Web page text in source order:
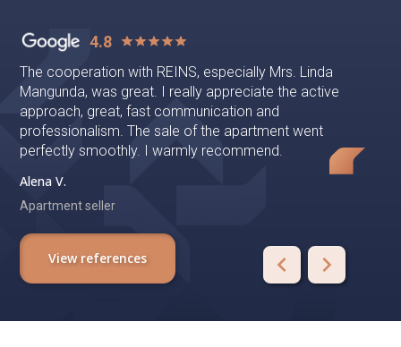
4.8
The cooperation with REINS, especially Mrs. Linda
Mangunda, was great. I really appreciate the active
approach, great, fast communication and
professionalism. The sale of the apartment went
perfectly smoothly. I warmly recommend.
Alena V.
Apartment seller
View references